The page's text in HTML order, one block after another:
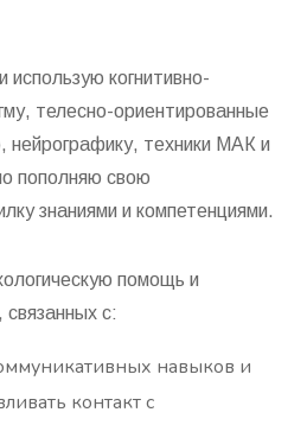
использую когнитивно-
телесно-ориентированные
нейрографику, техники МАК и
пополняю свою
знаниями и компетенциями.
помощь и
с:
навыков и
контакт с